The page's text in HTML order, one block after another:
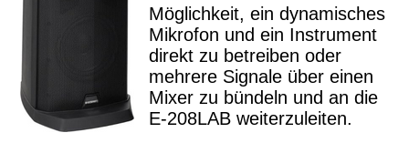
Möglichkeit, ein dynamisches
Mikrofon und ein Instrument
direkt zu betreiben oder
mehrere Signale über einen
Mixer zu bündeln und an die
E-208LAB weiterzuleiten.